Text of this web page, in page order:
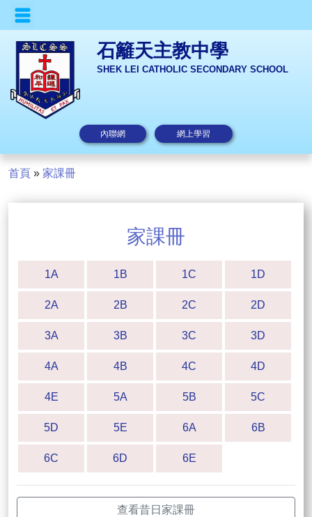
石籬天主教中學
SHEK LEI CATHOLIC SECONDARY SCHOOL
內聯網 網上學習
首頁 » 家課冊
家課冊
1A 1B 1C 1D
2A 2B 2C 2D
3A 3B 3C 3D
4A 4B 4C 4D
4E 5A 5B 5C
5D 5E 6A 6B
6C 6D 6E
查看昔日家課冊